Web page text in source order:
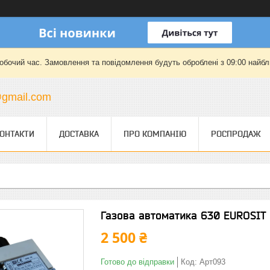
час. Замовлення та повідомлення будуть оброблені з 09:00
ДОСТАВКА ПРО КОМПАНІЮ РОСПРОДАЖ
Газова автоматика 630
2 500 ₴
Готово до відправки Код: Арт093